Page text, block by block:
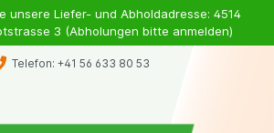
unsere Liefer- und Abholdadresse: 4514
3 (Abholungen bitte anmelden)
Telefon: +41 56 633 80 53